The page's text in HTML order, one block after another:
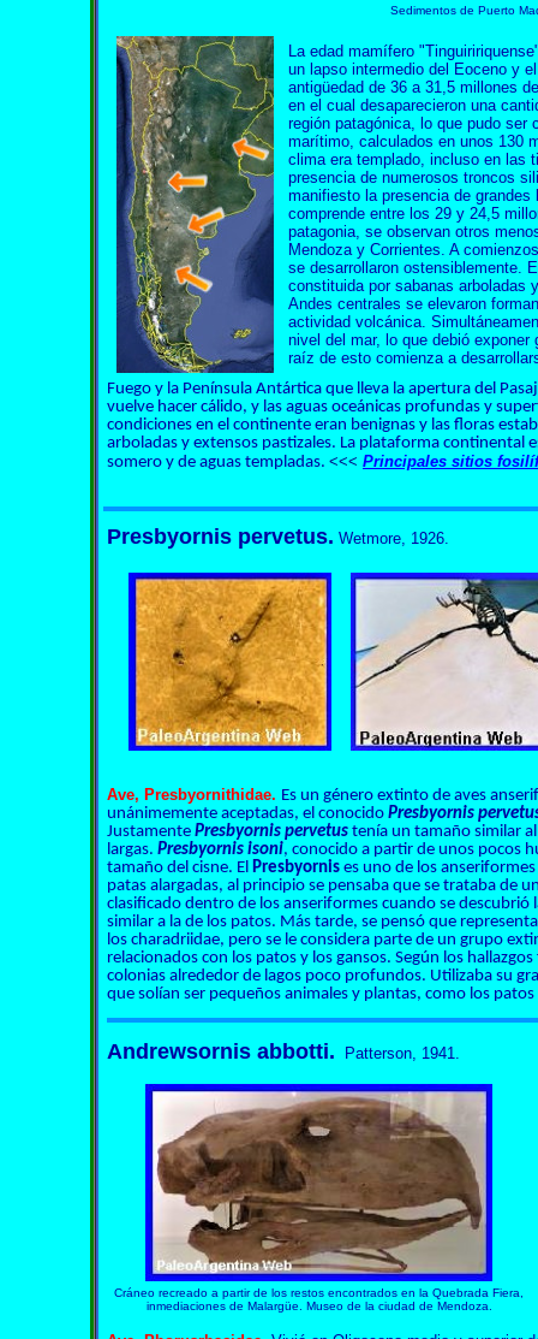
Sedimentos de Puerto
La edad mamífero
un lapso intermedio del Eoceno y
antigüedad de 36 a 31,5 millones
en el cual desaparecieron una
región patagónica, lo que pudo ser
marítimo, calculados en unos 130
clima era templado, incluso en las
presencia de numerosos troncos
manifiesto la presencia de
comprende entre los 29 y 24,5
patagonia, se observan otros
Mendoza y Corrientes. A
se desarrollaron ostensiblemente.
constituida por sabanas arboladas
Andes centrales se elevaron
actividad volcánica.
nivel del mar, lo que debió
raíz de esto comienza a
Fuego y la Península Antártica que lleva la apertura del
vuelve hacer cálido, y las aguas oceánicas profundas y
condiciones en el continente eran benignas y las floras
arboladas y extensos pastizales. La plataforma continental
somero y de aguas templadas. <<< Principales sitios
Presbyornis pervetus. Wetmore, 1926.
Ave, Presbyornithidae. Es un género extinto de aves
unánimemente aceptadas, el conocido Presbyornis
Justamente Presbyornis pervetus tenía un tamaño similar
largas. Presbyornis isoni, conocido a partir de unos pocos
tamaño del cisne. El Presbyornis es uno de los
patas alargadas, al principio se pensaba que se trataba de
clasificado dentro de los anseriformes cuando se
similar a la de los patos. Más tarde, se pensó que
los charadriidae, pero se le considera parte de un grupo
relacionados con los patos y los gansos. Según los
colonias alrededor de lagos poco profundos. Utilizaba su
que solían ser pequeños animales y plantas, como los patos
Andrewsornis abbotti. Patterson, 1941.
Cráneo recreado a partir de los restos encontrados en la Quebrada Fiera,
inmediaciones de Malargüe. Museo de la ciudad de Mendoza.